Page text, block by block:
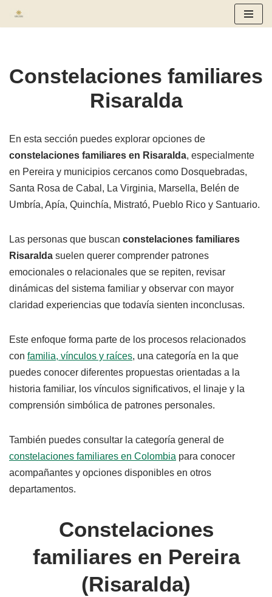
Constelaciones familiares
Risaralda
En esta sección puedes explorar opciones de
constelaciones familiares en Risaralda, especialmente
en Pereira y municipios cercanos como Dosquebradas,
Santa Rosa de Cabal, La Virginia, Marsella, Belén de
Umbría, Apía, Quinchía, Mistrató, Pueblo Rico y Santuario.
Las personas que buscan constelaciones familiares
Risaralda suelen querer comprender patrones
emocionales o relacionales que se repiten, revisar
dinámicas del sistema familiar y observar con mayor
claridad experiencias que todavía sienten inconclusas.
Este enfoque forma parte de los procesos relacionados
con familia, vínculos y raíces, una categoría en la que
puedes conocer diferentes propuestas orientadas a la
historia familiar, los vínculos significativos, el linaje y la
comprensión simbólica de patrones personales.
También puedes consultar la categoría general de
constelaciones familiares en Colombia para conocer
acompañantes y opciones disponibles en otros
departamentos.
Constelaciones
familiares en Pereira
(Risaralda)